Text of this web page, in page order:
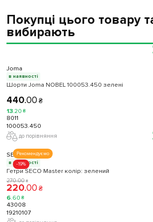
Покупці цього товару
вибирають
Joma
в наявності
Шорти Joma NOBEL 100053.450 зелені
440.00 ₴
13.20 ₴
8011
100053.450
до порівняння
Рекомендуємо
-19%
SECO
в наявності
Гетри SECO Master колір: зелений
270.00 ₴
220.00 ₴
6.60 ₴
43008
19210107